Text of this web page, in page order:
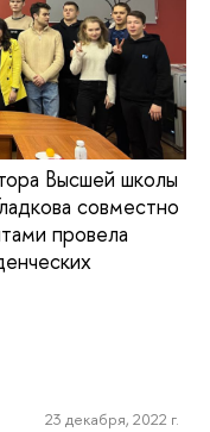
Высшей школы
совместно
провела
23 декабря, 2022 г.